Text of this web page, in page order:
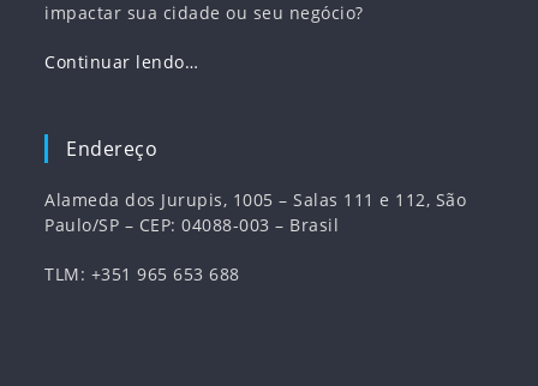
impactar sua cidade ou seu negócio?
Continuar lendo…
Endereço
Alameda dos Jurupis, 1005 – Salas 111 e 112, São
Paulo/SP – CEP: 04088-003 – Brasil
TLM: +351 965 653 688